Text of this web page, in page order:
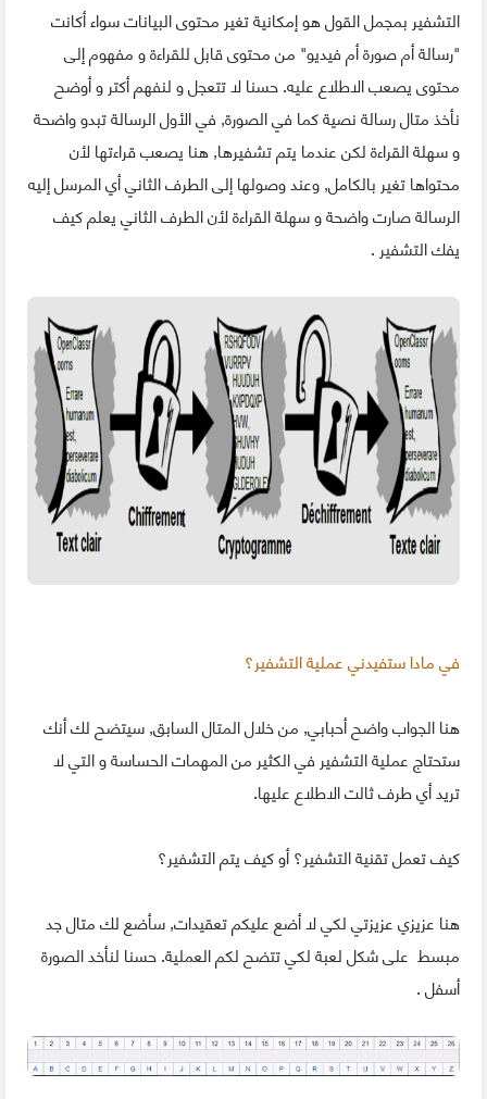
التشفير بمجمل القول هو إمكانية تغير محتوى البيانات سواء أكانت
"رسالة أم صورة أم فيديو" من محتوى قابل للقراءة و مفهوم إلى
محتوى يصعب الاطلاع عليه. حسنا لا تتعجل و لنفهم أكتر و أوضح
نأخذ متال رسالة نصية كما في الصورة, في الأول الرسالة تبدو واضحة
و سهلة القراءة لكن عندما يتم تشفيرها, هنا يصعب قراءتها لأن
محتواها تغير بالكامل, وعند وصولها إلى الطرف الثاني أي المرسل إليه
الرسالة صارت واضحة و سهلة القراءة لأن الطرف الثاني يعلم كيف
يفك التشفير .
في مادا ستفيدني عملية التشفير؟
هنا الجواب واضح أحبابي, من خلال المتال السابق, سيتضح لك أنك
ستحتاج عملية التشفير في الكثير من المهمات الحساسة و التي لا
تريد أي طرف ثالت الاطلاع عليها.
كيف تعمل تقنية التشفير؟ أو كيف يتم التشفير؟
هنا عزيزي عزيزتي لكي لا أضع عليكم تعقيدات, سأضع لك متال جد
مبسط على شكل لعبة لكي تتضح لكم العملية. حسنا لنأخد الصورة
أسفل .